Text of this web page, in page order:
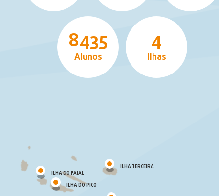
8435
Alunos
4
Ilhas
ILHA TERCEIRA
ILHA DO FAIAL
ILHA DO PICO